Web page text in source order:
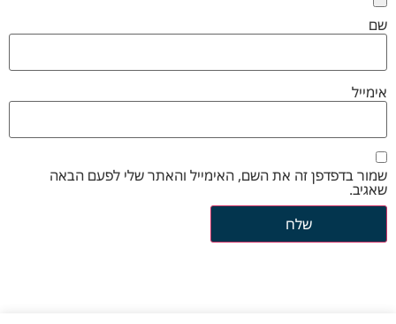
שם
אימייל
שמור בדפדפן זה את השם, האימייל והאתר שלי לפעם הבאה
שאגיב.